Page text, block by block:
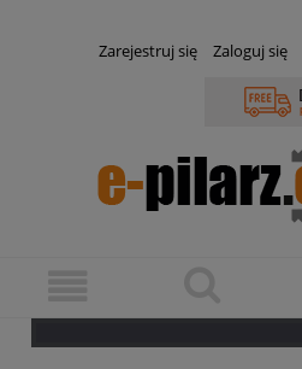
Zarejestruj się Zaloguj się